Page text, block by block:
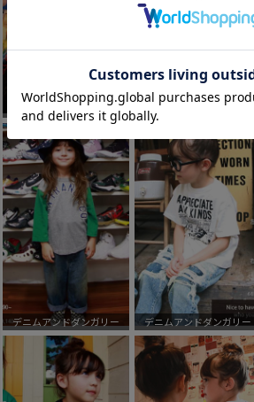
デニムアンドダンガリー デニムアンドダンガリー
デニムアンドダンガリー デニムアンドダンガリー